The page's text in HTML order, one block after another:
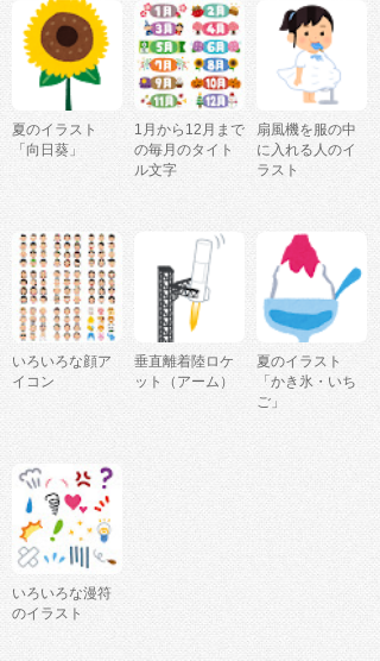
夏のイラスト
「向日葵」
1月から12月まで
の毎月のタイト
ル文字
扇風機を服の中
に入れる人のイ
ラスト
いろいろな顔ア
イコン
垂直離着陸ロケ
ット（アーム）
夏のイラスト
「かき氷・いち
ご」
いろいろな漫符
のイラスト